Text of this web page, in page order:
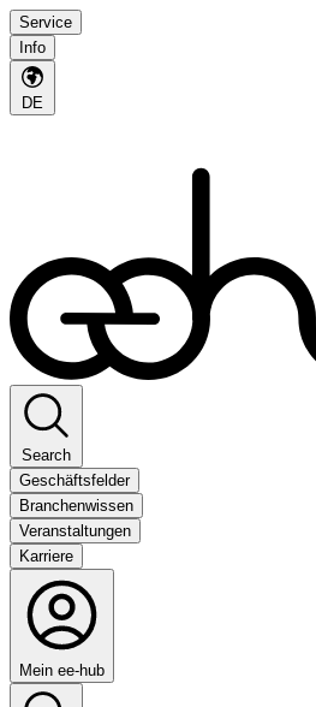
Service
Info
DE
Search
Geschäftsfelder
Branchenwissen
Veranstaltungen
Karriere
Mein ee-hub